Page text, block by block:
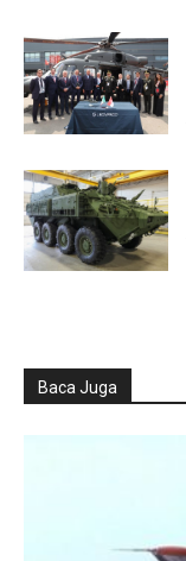
Baca Juga